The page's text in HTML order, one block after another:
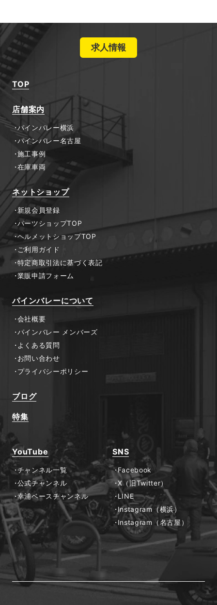
求人情報
TOP
店舗案内
パインバレー横浜
パインバレー名古屋
施工事例
在庫車両
ネットショップ
新規会員登録
パーツショップTOP
ヘルメットショップTOP
ご利用ガイド
特定商取引法に基づく表記
業販申請フォーム
パインバレーについて
会社概要
パインバレー メンバーズ
よくある質問
お問い合わせ
プライバシーポリシー
ブログ
特集
YouTube
チャンネル一覧
公式チャンネル
幸浦ベースチャンネル
SNS
Facebook
X（旧Twitter）
LINE
Instagram（横浜）
Instagram（名古屋）